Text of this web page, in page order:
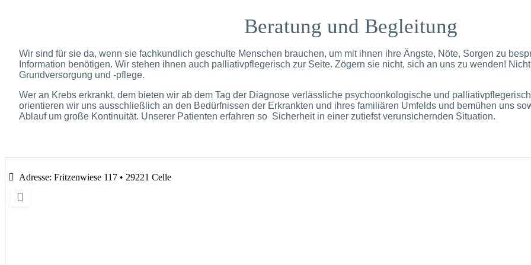
Beratung und Begleitung
Wir sind für sie da, wenn sie fachkundlich geschulte Menschen brauchen, um mit ihnen ihre Ängste, Nöte, Sorgen zu
Information benötigen. Wir stehen ihnen auch palliativpflegerisch zur Seite. Zögern sie nicht, sich an uns zu wenden!
Grundversorgung und -pflege.
Wer an Krebs erkrankt, dem bieten wir ab dem Tag der Diagnose verlässliche psychoonkologische und
orientieren wir uns ausschließlich an den Bedürfnissen der Erkrankten und ihres familiären Umfelds und bemühen uns
Ablauf um große Kontinuität. Unserer Patienten erfahren so Sicherheit in einer zutiefst verunsichernden Situation.
Adresse: Fritzenwiese 117 • 29221 Celle